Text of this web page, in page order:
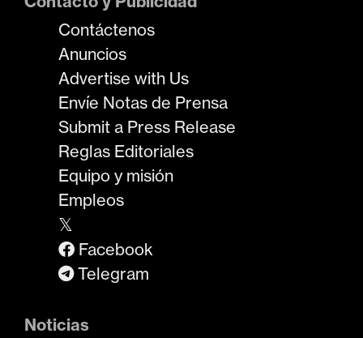
Contáctenos
Anuncios
Advertise with Us
Envíe Notas de Prensa
Submit a Press Release
Reglas Editoriales
Equipo y misión
Empleos
𝕏
Facebook
Telegram
Noticias